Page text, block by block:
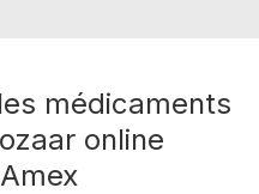
médicaments
online